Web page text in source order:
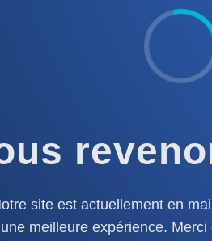
site est actuellement en
une meilleure expérience.